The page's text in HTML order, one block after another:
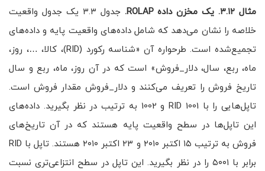
مثال ۳.۱۲. یک مخزن دادهROLAP
.
جدول ۳.۳ یک جدول واقعیت
خلاصه را نشان می‌دهد که شامل داده‌های واقعیت پایه و داده‌های
تجمیع‌شده است. طرحواره آن «شناسه رکورد (RID)، کالا، …، روز،
ماه، ربع، سال، دلار_فروش» است که در آن روز، ماه، ربع و سال
تاریخ فروش را تعریف می‌کنند و دلار_فروش مقدار فروش است.
تاپل‌هایی را با RID 1001 و 1002 به ترتیب در نظر بگیرید. داده‌های
این تاپل‌ها در سطح واقعیت پایه هستند که در آن تاریخ‌های
فروش به ترتیب ۱۵ اکتبر ۲۰۱۰ و ۲۳ اکتبر ۲۰۱۰ هستند. تاپل با RID
برابر با ۵۰۰۱ را در نظر بگیرید. این تاپل در سطح انتزاعی‌تری نسبت